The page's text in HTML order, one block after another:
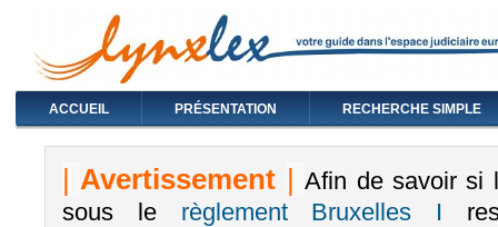
ACCUEIL PRÉSENTATION RECHERCHE SIMPLE
|Avertissement | Afin de savoir si
sous le règlement Bruxelles I